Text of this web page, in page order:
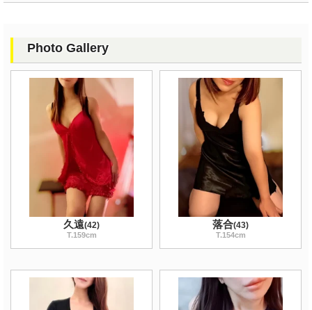
Photo Gallery
久遠(42)
T.159cm
落合(43)
T.154cm